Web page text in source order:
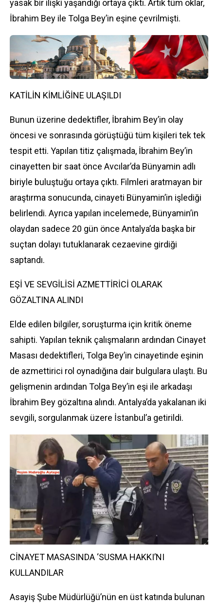
yasak bir ilişki yaşandığı ortaya çıktı. Artık tüm oklar,
İbrahim Bey ile Tolga Bey’in eşine çevrilmişti.
KATİLİN KİMLİĞİNE ULAŞILDI
Bunun üzerine dedektifler, İbrahim Bey’in olay
öncesi ve sonrasında görüştüğü tüm kişileri tek tek
tespit etti. Yapılan titiz çalışmada, İbrahim Bey’in
cinayetten bir saat önce Avcılar’da Bünyamin adlı
biriyle buluştuğu ortaya çıktı. Filmleri aratmayan bir
araştırma sonucunda, cinayeti Bünyamin’in işlediği
belirlendi. Ayrıca yapılan incelemede, Bünyamin’in
olaydan sadece 20 gün önce Antalya’da başka bir
suçtan dolayı tutuklanarak cezaevine girdiği
saptandı.
EŞİ VE SEVGİLİSİ AZMETTİRİCİ OLARAK
GÖZALTINA ALINDI
Elde edilen bilgiler, soruşturma için kritik öneme
sahipti. Yapılan teknik çalışmaların ardından Cinayet
Masası dedektifleri, Tolga Bey’in cinayetinde eşinin
de azmettirici rol oynadığına dair bulgulara ulaştı. Bu
gelişmenin ardından Tolga Bey’in eşi ile arkadaşı
İbrahim Bey gözaltına alındı. Antalya’da yakalanan iki
sevgili, sorgulanmak üzere İstanbul’a getirildi.
CİNAYET MASASINDA ‘SUSMA HAKKI’NI
KULLANDILAR
Asayiş Şube Müdürlüğü’nün en üst katında bulunan